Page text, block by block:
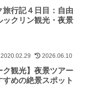
旅行記４日目：自由
ックリン観光・夜景
2020.02.29 2026.06.10
ク観光】夜景ツアー
すめの絶景スポット